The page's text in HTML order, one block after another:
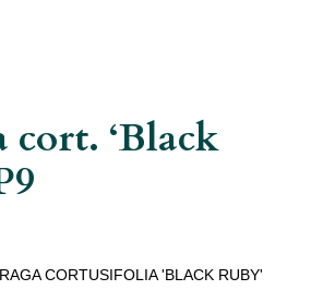
cort. ‘Black
CORTUSIFOLIA 'BLACK RUBY'